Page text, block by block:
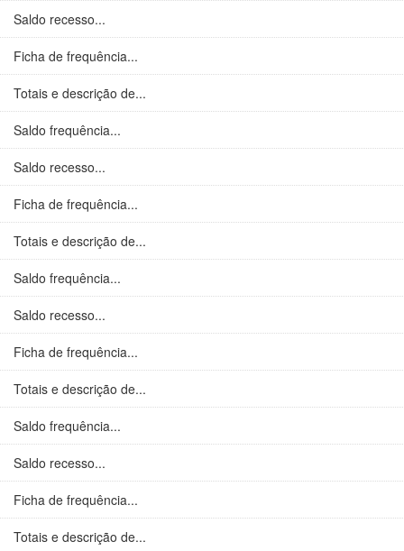
Saldo recesso...
Ficha de frequência...
Totais e descrição de...
Saldo frequência...
Saldo recesso...
Ficha de frequência...
Totais e descrição de...
Saldo frequência...
Saldo recesso...
Ficha de frequência...
Totais e descrição de...
Saldo frequência...
Saldo recesso...
Ficha de frequência...
Totais e descrição de...